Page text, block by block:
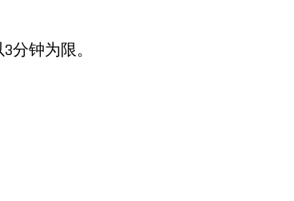
分钟为限。